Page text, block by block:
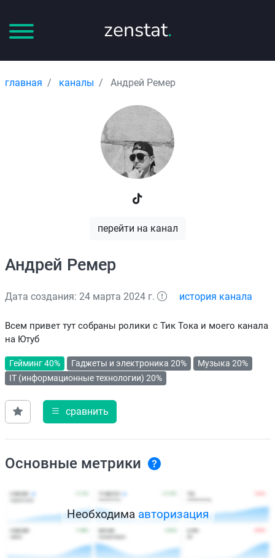
zenstat.
главная каналы Андрей Ремер
перейти на канал
Андрей Ремер
Дата создания: 24 марта 2024 г. история канала
Всем привет тут собраны ролики с Тик Тока и моего канала
на Ютуб
Гейминг 40% Гаджеты и электроника 20%
Музыка 20%
IT (информационные технологии) 20%
сравнить
Основные метрики
Необходима авторизация